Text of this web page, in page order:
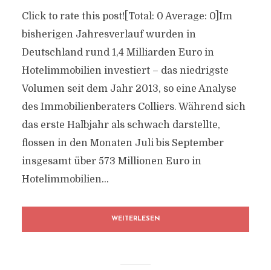
Click to rate this post![Total: 0 Average: 0]Im
bisherigen Jahresverlauf wurden in
Deutschland rund 1,4 Milliarden Euro in
Hotelimmobilien investiert – das niedrigste
Volumen seit dem Jahr 2013, so eine Analyse
des Immobilienberaters Colliers. Während sich
das erste Halbjahr als schwach darstellte,
flossen in den Monaten Juli bis September
insgesamt über 573 Millionen Euro in
Hotelimmobilien...
WEITERLESEN